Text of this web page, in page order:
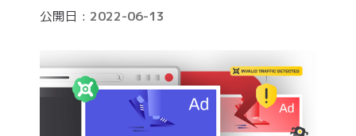
公開日 : 2022-06-13